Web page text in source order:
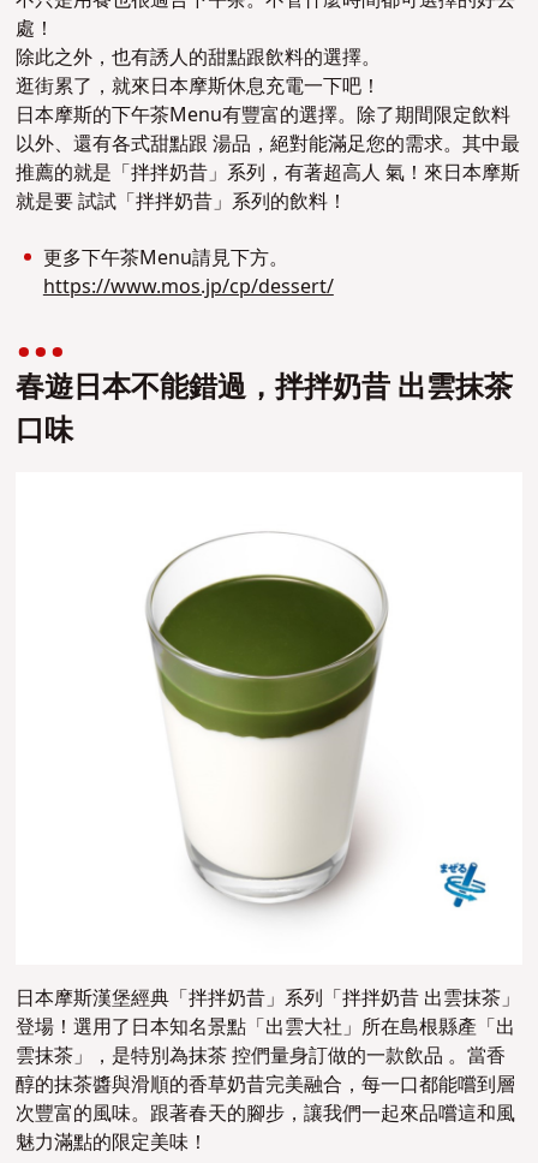
處！
除此之外，也有誘人的甜點跟飲料的選擇。
逛街累了，就來日本摩斯休息充電一下吧！
日本摩斯的下午茶Menu有豐富的選擇。除了期間限定飲料
以外、還有各式甜點跟 湯品，絕對能滿足您的需求。其中最
推薦的就是「拌拌奶昔」系列，有著超高人 氣！來日本摩斯
就是要 試試「拌拌奶昔」系列的飲料！
更多下午茶Menu請見下方。
https://www.mos.jp/cp/dessert/
春遊日本不能錯過，拌拌奶昔 出雲抹茶
口味
日本摩斯漢堡經典「拌拌奶昔」系列「拌拌奶昔 出雲抹茶」
登場！選用了日本知名景點「出雲大社」所在島根縣產「出
雲抹茶」，是特別為抹茶 控們量身訂做的一款飲品 。當香
醇的抹茶醬與滑順的香草奶昔完美融合，每一口都能嚐到層
次豐富的風味。跟著春天的腳步，讓我們一起來品嚐這和風
魅力滿點的限定美味！